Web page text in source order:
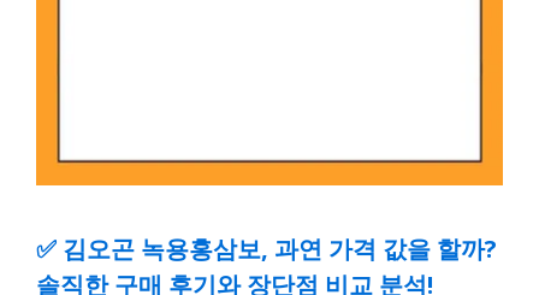
✅ 김오곤 녹용홍삼보, 과연 가격 값을 할까?
솔직한 구매 후기와 장단점 비교 분석!